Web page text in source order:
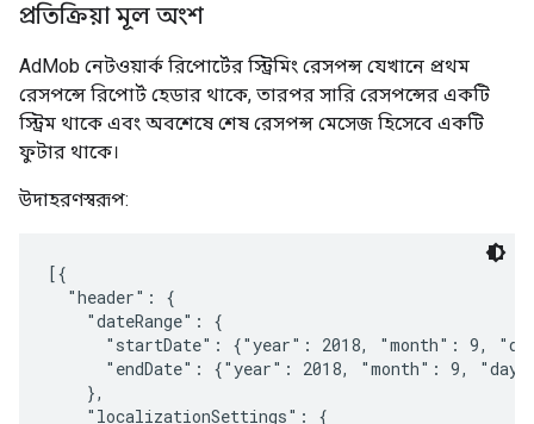
প্রতিক্রিয়া মূল অংশ
AdMob নেটওয়ার্ক রিপোর্টের স্ট্রিমিং রেসপন্স যেখানে প্রথম
রেসপন্সে রিপোর্ট হেডার থাকে, তারপর সারি রেসপন্সের একটি
স্ট্রিম থাকে এবং অবশেষে শেষ রেসপন্স মেসেজ হিসেবে একটি
ফুটার থাকে।
উদাহরণস্বরূপ:
[{
  "header": {
    "dateRange": {
"startDate": {"year": 2018, "month": 9,
"endDate": {"year": 2018, "month": 9,
    },
    "localizationSettings": {